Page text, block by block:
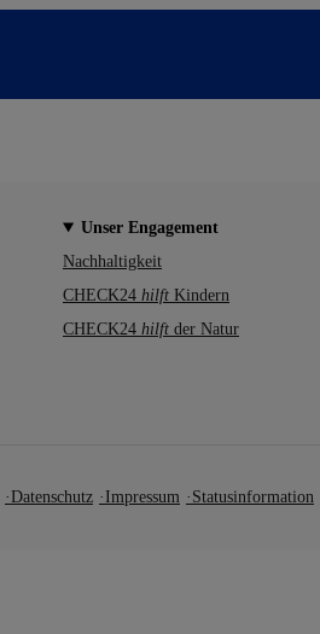
Unser Engagement
Nachhaltigkeit
CHECK24 hilft Kindern
CHECK24 hilft der Natur
Datenschutz Impressum Statusinformation